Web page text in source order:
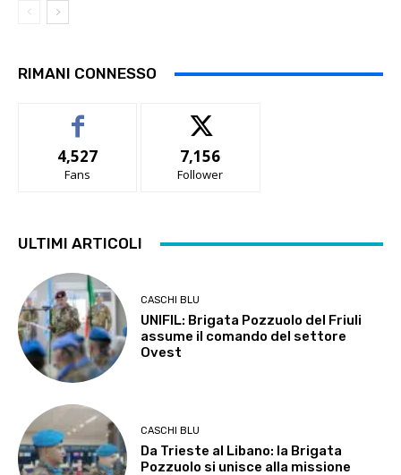
RIMANI CONNESSO
4,527
Fans
7,156
Follower
ULTIMI ARTICOLI
CASCHI BLU
UNIFIL: Brigata Pozzuolo del Friuli
assume il comando del settore
Ovest
CASCHI BLU
Da Trieste al Libano: la Brigata
Pozzuolo si unisce alla missione